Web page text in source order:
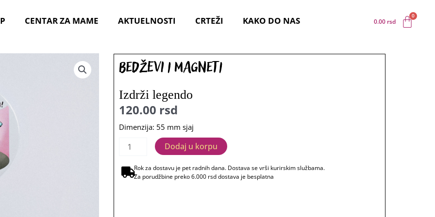
CENTAR ZA MAME AKTUELNOSTI CRTEŽI KAKO DO NAS 0.00 rsd
Bedževi i magneti
Izdrži legendo
120.00 rsd
Dimenzija: 55 mm sjaj
Bedževi
magneti
Izdrži
Dodaj u korpu
Rok za dostavu je pet radnih dana. Dostava se vrši kurirskim službama.
Za porudžbine preko 6.000 rsd dostava je besplatna